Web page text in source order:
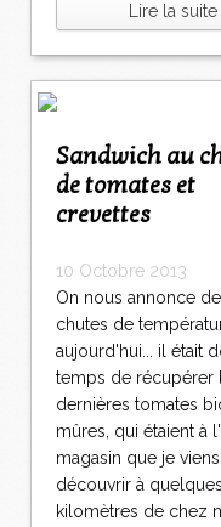
Lire la suite
Sandwich au chutney
de tomates et
crevettes
10 Octobre 2013
On nous annonce
chutes de
aujourd'hui... il était
temps de récupérer
dernières tomates
mûres, qui étaient à
magasin que je
découvrir à quelques
kilomètres de chez